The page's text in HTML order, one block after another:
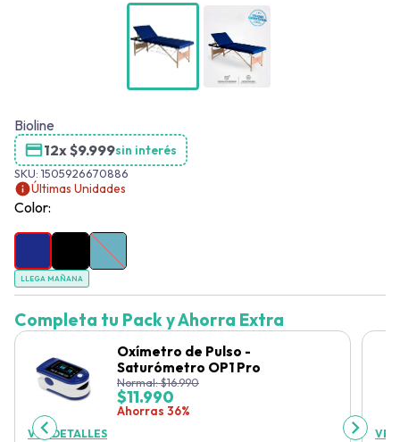
Bioline
LLEGA MAÑANA
12x$9.999sin interés
SKU: 1505926670886
Color:
Últimas Unidades
Completa tu Pack y Ahorra Extra
Oxímetro de Pulso -
Saturómetro OP1 Pro
Normal:$16.990
$11.990
Ahorras 36%
VER DETALLES VER